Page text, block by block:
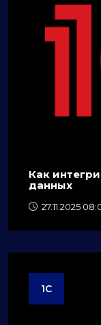
Как
данных
27.11.2025
1C